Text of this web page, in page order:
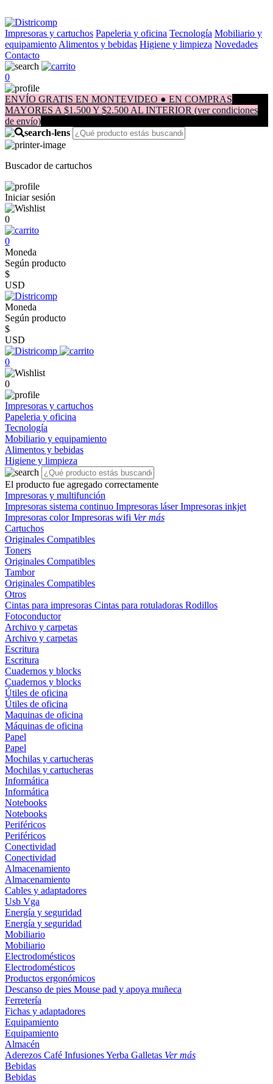
Impresoras y cartuchos Papeleria y oficina Tecnología Mobiliario y
equipamiento Alimentos y bebidas Higiene y limpieza Novedades
Contacto
0
ENVÍO GRATIS EN MONTEVIDEO ● EN COMPRAS
MAYORES A $1.500 Y $2.500 AL INTERIOR (ver condiciones
de envío)
Buscador de cartuchos
Iniciar sesión
0
0
Moneda
Según producto
$
USD
Moneda
Según producto
$
USD
0
0
Impresoras y cartuchos
Papeleria y oficina
Tecnología
Mobiliario y equipamiento
Alimentos y bebidas
Higiene y limpieza
El producto fue agregado correctamente
Impresoras y multifunción
Impresoras sistema continuo Impresoras láserImpresoras inkjet
Impresoras colorImpresoras wifi Ver más
Cartuchos
Originales Compatibles
Toners
Originales Compatibles
Tambor
Originales Compatibles
Otros
Cintas para impresoras Cintas para rotuladoras Rodillos
Fotoconductor
Archivo y carpetas
Archivo y carpetas
Escritura
Escritura
Cuadernos y blocks
Cuadernos y blocks
Útiles de oficina
Útiles de oficina
Maquinas de oficina
Máquinas de oficina
Papel
Papel
Mochilas y cartucheras
Mochilas y cartucheras
Informática
Informática
Notebooks
Notebooks
Periféricos
Periféricos
Conectividad
Conectividad
Almacenamiento
Almacenamiento
Cables y adaptadores
Usb Vga
Energía y seguridad
Energía y seguridad
Mobiliario
Mobiliario
Electrodomésticos
Electrodomésticos
Productos ergonómicos
Descanso de pies Mouse pad y apoya muñeca
Ferretería
Fichas y adaptadores
Equipamiento
Equipamiento
Almacén
Aderezos Café InfusionesYerba Galletas Ver más
Bebidas
Bebidas